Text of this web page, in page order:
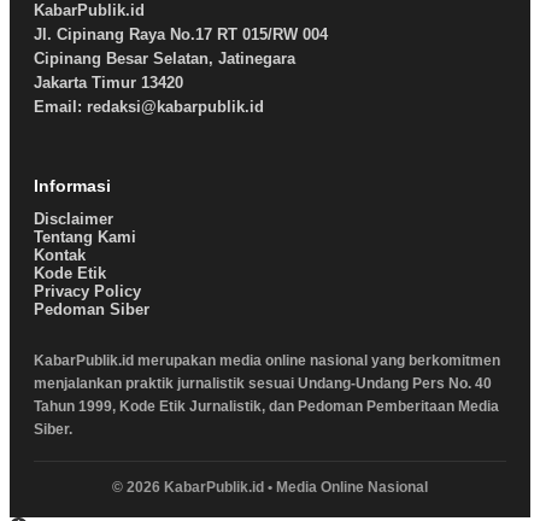
KabarPublik.id
Jl. Cipinang Raya No.17 RT 015/RW 004
Cipinang Besar Selatan, Jatinegara
Jakarta Timur 13420
Email: redaksi@kabarpublik.id
Informasi
Disclaimer
Tentang Kami
Kontak
Kode Etik
Privacy Policy
Pedoman Siber
KabarPublik.id merupakan media online nasional yang berkomitmen
menjalankan praktik jurnalistik sesuai Undang-Undang Pers No. 40
Tahun 1999, Kode Etik Jurnalistik, dan Pedoman Pemberitaan Media
Siber.
© 2026 KabarPublik.id • Media Online Nasional